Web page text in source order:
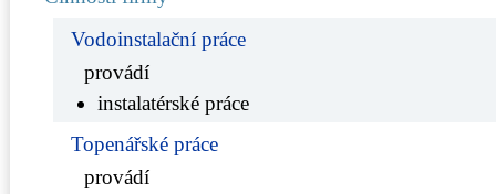
Vodoinstalační práce
provádí
instalatérské práce
Topenářské práce
provádí